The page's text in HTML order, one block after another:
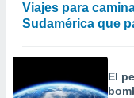
Viajes para
Sudamérica que
El